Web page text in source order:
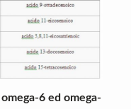
6 ed omega-